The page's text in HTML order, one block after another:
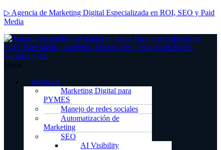
▷ Agencia de Marketing Digital Especializada en ROI, SEO y Paid
Media
Menu
Servicios
Marketing Digital para
PYMES
Manejo de redes sociales
Automatización de
Marketing
SEO
AI Visibility